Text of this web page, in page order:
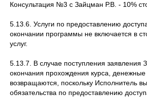
Консультация №3 с Зайцман Р.В. - 10%
5.13.6. Услуги по предоставлению
окончании программы не включается в
услуг.
5.13.7. В случае поступления заявления
окончания прохождения курса, денежные
возвращаются, поскольку Исполнитель
обязательства по предоставлению